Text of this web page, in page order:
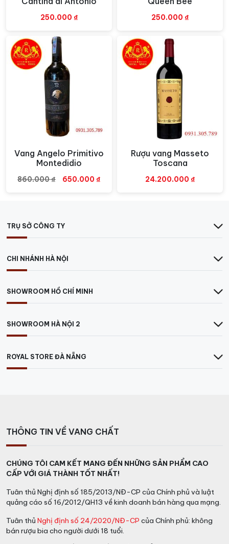
250.000 ₫ 250.000 ₫
Xem nhanh
Vang Angelo Primitivo
Montedidio
860.000₫
Giá
650.000 ₫
Xem nhanh
Rượu vang Masseto
Toscana
24.200.000 ₫
TRỤ SỞ CÔNG TY
CHI NHÁNH HÀ NỘI
SHOWROOM HỒ CHÍ MINH
SHOWROOM HÀ NỘI 2
ROYAL STORE ĐÀ NẴNG
THÔNG TIN VỀ VANG CHẤT
CHÚNG TÔI CAM KẾT MANG ĐẾN NHỮNG SẢN PHẨM CAO
CẤP VỚI GIÁ THÀNH TỐT NHẤT!
Tuân thủ Nghị định số 185/2013/NĐ-CP của Chính phủ và luật
quảng cáo số 16/2012/QH13 về kinh doanh bán hàng qua mạng.
Tuân thủ Nghị định số 24/2020/NĐ-CP của Chính phủ: không
bán rượu bia cho người dưới 18 tuổi.